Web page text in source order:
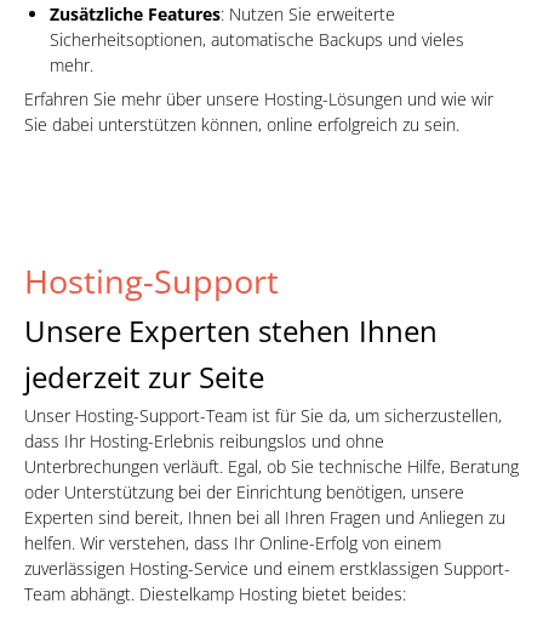
Zusätzliche Features: Nutzen Sie erweiterte
Sicherheitsoptionen, automatische Backups und vieles
mehr.
Erfahren Sie mehr über unsere Hosting-Lösungen und wie wir
Sie dabei unterstützen können, online erfolgreich zu sein.
Hosting-Support
Unsere Experten stehen Ihnen
jederzeit zur Seite
Unser Hosting-Support-Team ist für Sie da, um sicherzustellen,
dass Ihr Hosting-Erlebnis reibungslos und ohne
Unterbrechungen verläuft. Egal, ob Sie technische Hilfe, Beratung
oder Unterstützung bei der Einrichtung benötigen, unsere
Experten sind bereit, Ihnen bei all Ihren Fragen und Anliegen zu
helfen. Wir verstehen, dass Ihr Online-Erfolg von einem
zuverlässigen Hosting-Service und einem erstklassigen Support-
Team abhängt. Diestelkamp Hosting bietet beides: